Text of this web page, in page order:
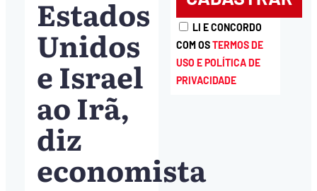
Estados
Unidos
e Israel
ao Irã,
diz
economista
LI E CONCORDO
COM OSTERMOS DE
USO E POLÍTICA DE
PRIVACIDADE